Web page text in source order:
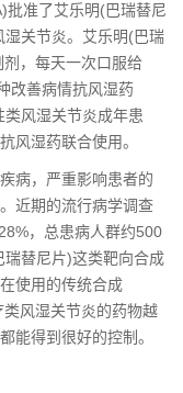
批准了艾乐明(巴瑞替尼
关节炎。艾乐明(巴瑞
，每天一次口服给
改善病情抗风湿药
风湿关节炎成年患
风湿药联合使用。
病，严重影响患者的
近期的流行病学调查
，总患病人群约500
替尼片)这类靶向合成
使用的传统合成
风湿关节炎的药物越
能得到很好的控制。